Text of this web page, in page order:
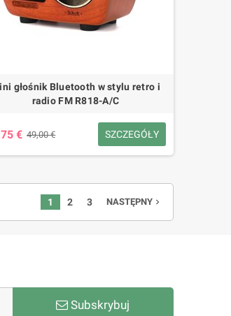
głośnik Bluetooth w stylu retro i
radio FM R818-A/C
€ 49,00 € SZCZEGÓŁY
1 2 3 NASTĘPNYnavigate_next
Subskrybuj